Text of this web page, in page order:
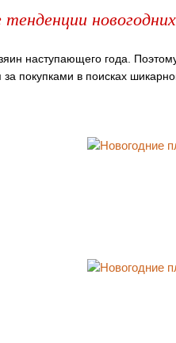
наступающего года.
за покупками в поисках